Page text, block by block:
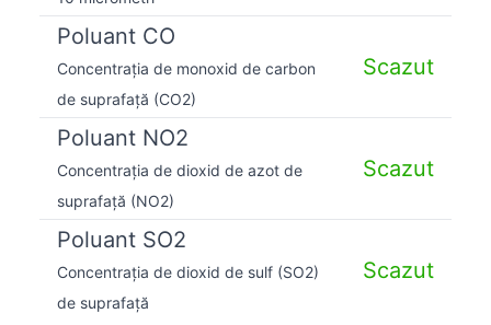
Poluant CO
Concentrația de monoxid de carbon
de suprafață (CO2)
Scazut
Poluant NO2
Concentrația de dioxid de azot de
suprafață (NO2)
Scazut
Poluant SO2
Concentrația de dioxid de sulf (SO2)
de suprafață
Scazut